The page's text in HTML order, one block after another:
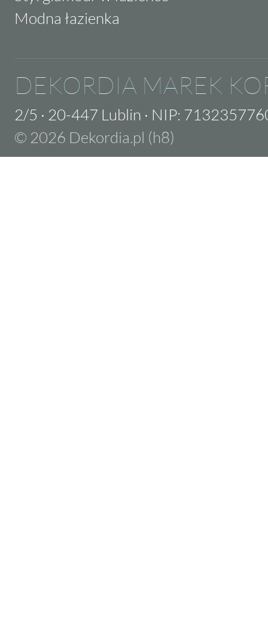
Modna łazienka
DEKORDIA MAREK
2/5 · 20-447 Lublin · NIP:
© 2026 Dekordia.pl (h8)